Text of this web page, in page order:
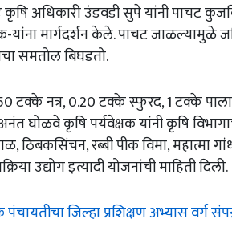
अधिकारी उंडवडी सुपे यांनी पाचट
यांना मार्गदर्शन केले. पाचट जाळल्यामुळे
समतोल बिघडतो.
टक्के नत्र, 0.20 टक्के स्फुरद, 1 टक्के
घोळवे कृषि पर्यवेक्षक यांनी कृषि
ठिबकसिंचन, रब्बी पीक विमा, महात्मा
उद्योग इत्यादी योजनांची माहिती दिली.
जिल्हा प्रशिक्षण अभ्यास वर्ग